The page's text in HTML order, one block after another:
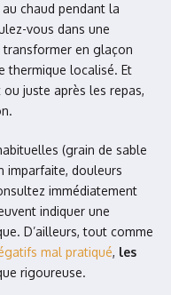
chaud pendant la
vous dans une
transformer en glaçon
thermique localisé. Et
juste après les repas,
(grain de sable
imparfaite, douleurs
immédiatement
indiquer une
D’ailleurs, tout comme
mal pratiqué, les
rigoureuse.